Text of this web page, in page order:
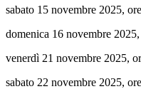
sabato 15 novembre 2025,
domenica 16 novembre
venerdì 21 novembre 2025,
sabato 22 novembre 2025,